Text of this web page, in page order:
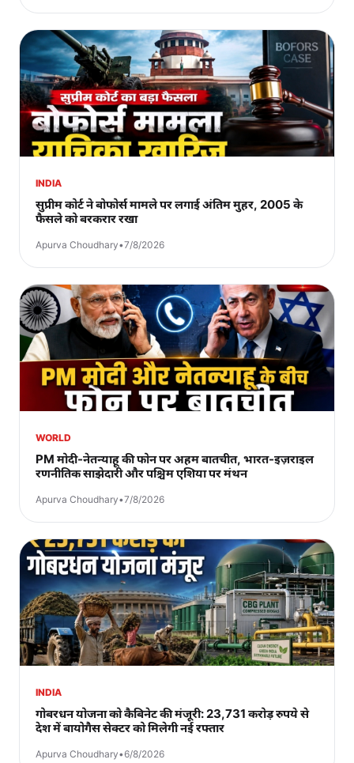
INDIA
सुप्रीम कोर्ट ने बोफोर्स मामले पर लगाई अंतिम मुहर, 2005 के
फैसले को बरकरार रखा
Apurva Choudhary•7/8/2026
WORLD
PM मोदी-नेतन्याहू की फोन पर अहम बातचीत, भारत-इज़राइल
रणनीतिक साझेदारी और पश्चिम एशिया पर मंथन
Apurva Choudhary•7/8/2026
INDIA
गोबरधन योजना को कैबिनेट की मंजूरी: 23,731 करोड़ रुपये से
देश में बायोगैस सेक्टर को मिलेगी नई रफ्तार
Apurva Choudhary•6/8/2026